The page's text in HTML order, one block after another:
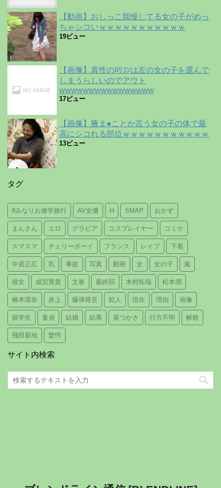
【動画】おしっこ我慢してる女の子がめっ
ちゃシコいｗｗｗｗｗｗｗｗｗｗｗ
19ビュー
【画像】真性のﾛﾘｺﾝは左の女の子を選んで
しまうらしいのでアウト
wwwwwwwwwwwwwwww
17ビュー
【画像】腋ま●ことか言う女の子の体で最
高にシコれる部位ｗｗｗｗｗｗｗｗｗｗｗ
13ビュー
タグ
#みなりお修学旅行 AV女優 H SMAP おかず
まんさん エロ グラビア コスプレイヤー コミケ
スマスマ チェリーボーイ フランス レイプ 下着
中居正広 乳 事故 写真 動画 女 女の子 嵐
彼女 成宮寛貴 文春 最終回 木村拓哉 松本潤
橋本環奈 炎上 爆弾発言 犯人 現在 理由 画像
留学生 童貞 結婚 結果 葵つかさ 行方不明 解散
飛田新地 驚愕
サイト内検索